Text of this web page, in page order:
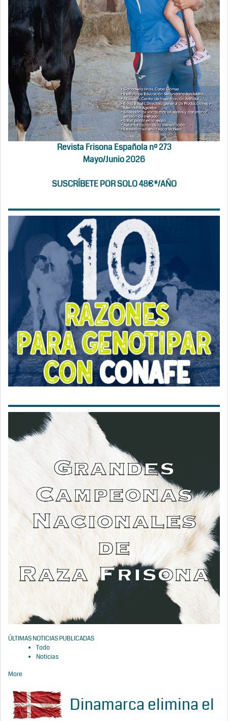
Revista Frisona Española nº 273
Mayo/Junio 2026
SUSCRÍBETE POR SOLO 48€*/AÑO
ÚLTIMAS NOTICIAS PUBLICADAS
Todo
Noticias
More
Dinamarca elimina el